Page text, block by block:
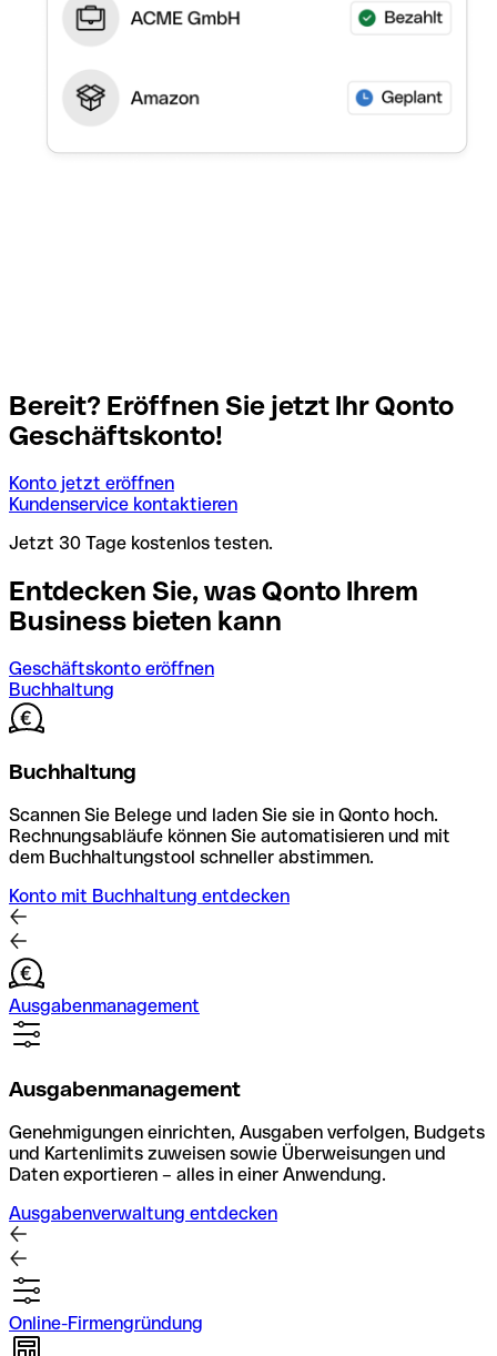
Bereit? Eröffnen Sie jetzt Ihr Qonto
Geschäftskonto!
Konto jetzt eröffnen
Kundenservice kontaktieren
Jetzt 30 Tage kostenlos testen.
Entdecken Sie, was Qonto Ihrem
Business bieten kann
Geschäftskonto eröffnen
Buchhaltung
Buchhaltung
Scannen Sie Belege und laden Sie sie in Qonto hoch.
Rechnungsabläufe können Sie automatisieren und mit
dem Buchhaltungstool schneller abstimmen.
Konto mit Buchhaltung entdecken
Ausgabenmanagement
Ausgabenmanagement
Genehmigungen einrichten, Ausgaben verfolgen, Budgets
und Kartenlimits zuweisen sowie Überweisungen und
Daten exportieren – alles in einer Anwendung.
Ausgabenverwaltung entdecken
Online-Firmengründung